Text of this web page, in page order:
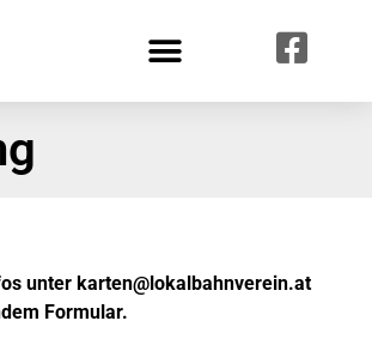
unter karten@lokalbahnverein.at
Formular.